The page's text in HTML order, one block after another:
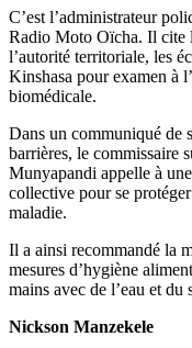
C’est l’administrateur
Radio Moto Oïcha. Il cite
l’autorité territoriale, les
Kinshasa pour examen à
biomédicale.
Dans un communiqué de
barrières, le commissaire
Munyapandi appelle à
collective pour se
maladie.
Il a ainsi recommandé la
mesures d’hygiène
mains avec de l’eau et du
Nickson Manzekele